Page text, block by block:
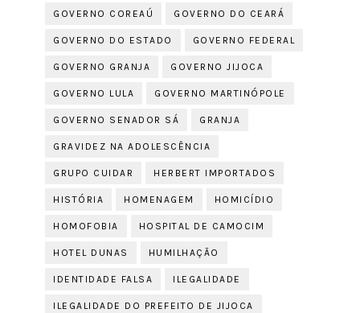
GOVERNO COREAÚ GOVERNO DO CEARÁ
GOVERNO DO ESTADO GOVERNO FEDERAL
GOVERNO GRANJA GOVERNO JIJOCA
GOVERNO LULA GOVERNO MARTINÓPOLE
GOVERNO SENADOR SÁ GRANJA
GRAVIDEZ NA ADOLESCÊNCIA
GRUPO CUIDAR HERBERT IMPORTADOS
HISTÓRIA HOMENAGEM HOMICÍDIO
HOMOFOBIA HOSPITAL DE CAMOCIM
HOTEL DUNAS HUMILHAÇÃO
IDENTIDADE FALSA ILEGALIDADE
ILEGALIDADE DO PREFEITO DE JIJOCA